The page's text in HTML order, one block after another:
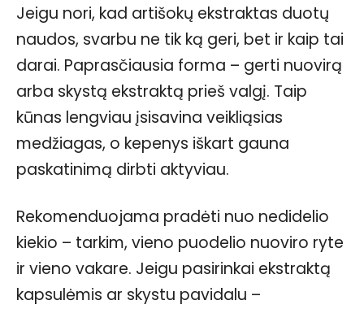
Jeigu nori, kad artišokų ekstraktas duotų
naudos, svarbu ne tik ką geri, bet ir kaip tai
darai. Paprasčiausia forma – gerti nuovirą
arba skystą ekstraktą prieš valgį. Taip
kūnas lengviau įsisavina veikliąsias
medžiagas, o kepenys iškart gauna
paskatinimą dirbti aktyviau.
Rekomenduojama pradėti nuo nedidelio
kiekio – tarkim, vieno puodelio nuoviro ryte
ir vieno vakare. Jeigu pasirinkai ekstraktą
kapsulėmis ar skystu pavidalu –